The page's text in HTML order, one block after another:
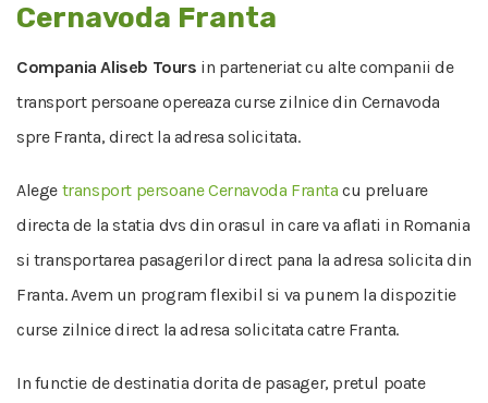
Cernavoda Franta
Compania Aliseb Tours in parteneriat cu alte companii de
transport persoane opereaza curse zilnice din Cernavoda
spre Franta, direct la adresa solicitata.
Alege transport persoane Cernavoda Franta cu preluare
directa de la statia dvs din orasul in care va aflati in Romania
si transportarea pasagerilor direct pana la adresa solicita din
Franta. Avem un program flexibil si va punem la dispozitie
curse zilnice direct la adresa solicitata catre Franta.
In functie de destinatia dorita de pasager, pretul poate